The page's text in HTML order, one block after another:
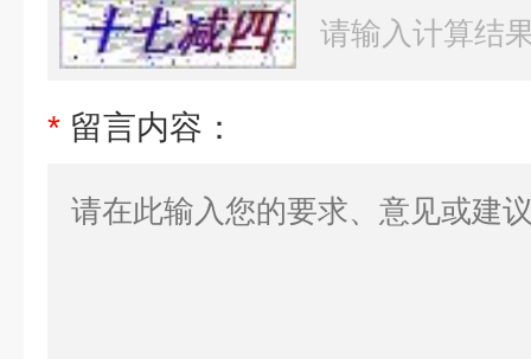
* 留言内容：